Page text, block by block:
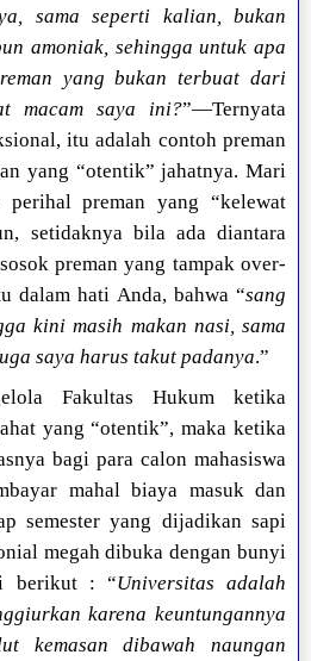
sama seperti kalian, bukan
amoniak, sehingga untuk apa
yang bukan terbuat dari
macam saya ini?”—Ternyata
itu adalah contoh preman
yang “otentik” jahatnya. Mari
perihal preman yang “kelewat
setidaknya bila ada diantara
preman yang tampak over-
dalam hati Anda, bahwa “sang
kini masih makan nasi, sama
saya harus takut padanya.”
Fakultas Hukum ketika
yang “otentik”, maka ketika
bagi para calon mahasiswa
mahal biaya masuk dan
semester yang dijadikan sapi
megah dibuka dengan bunyi
berikut : “Universitas adalah
karena keuntungannya
kemasan dibawah naungan